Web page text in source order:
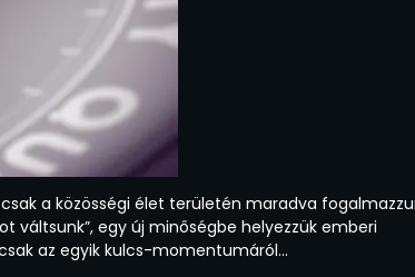
a közösségi élet területén maradva
váltsunk”, egy új minőségbe helyezzük emberi
az egyik kulcs-momentumáról…